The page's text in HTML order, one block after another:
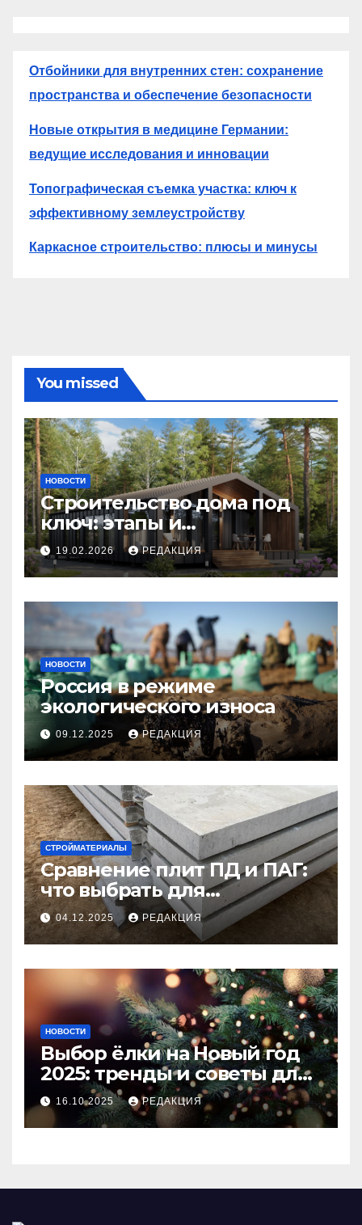
Отбойники для внутренних стен: сохранение
пространства и обеспечение безопасности
Новые открытия в медицине Германии:
ведущие исследования и инновации
Топографическая съемка участка: ключ к
эффективному землеустройству
Каркасное строительство: плюсы и минусы
You missed
НОВОСТИ
Строительство дома под
ключ: этапы и
планирование бюджета
19.02.2026 РЕДАКЦИЯ
НОВОСТИ
Россия в режиме
экологического износа
09.12.2025 РЕДАКЦИЯ
СТРОЙМАТЕРИАЛЫ
Сравнение плит ПД и ПАГ:
что выбрать для
долговечного и прочного
покрытия
04.12.2025 РЕДАКЦИЯ
НОВОСТИ
Выбор ёлки на Новый год
2025: тренды и советы для
идеального праздника
16.10.2025 РЕДАКЦИЯ